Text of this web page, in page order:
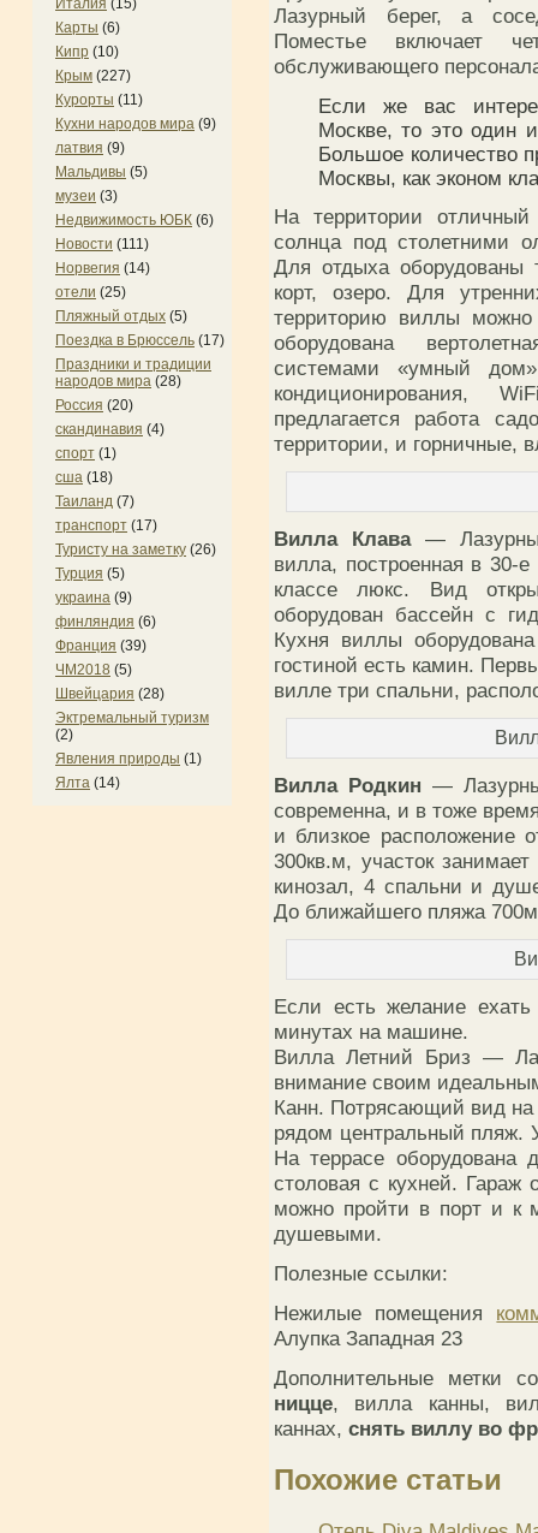
Италия (15)
Карты (6)
Кипр (10)
Крым (227)
Курорты (11)
Кухни народов мира (9)
латвия (9)
Мальдивы (5)
музеи (3)
Недвижимость ЮБК (6)
Новости (111)
Норвегия (14)
отели (25)
Пляжный отдых (5)
Поездка в Брюссель (17)
Праздники и традиции
народов мира (28)
Россия (20)
скандинавия (4)
спорт (1)
сша (18)
Таиланд (7)
транспорт (17)
Туристу на заметку (26)
Турция (5)
украина (9)
финляндия (6)
Франция (39)
ЧМ2018 (5)
Швейцария (28)
Эктремальный туризм
(2)
Явления природы (1)
Ялта (14)
Лазурный берег, а
Поместье включает
обслуживающего
Если же вас
Москве, то это один
Большое количество
Москвы, как эконом
На территории
солнца под столетними
Для отдыха оборудованы
корт, озеро. Для
территорию виллы можно
оборудована
системами «умный
кондиционирования,
предлагается работа
территории, и горничные,
Вилла Клава—
вилла, построенная в 30-
классе люкс. Вид
оборудован бассейн с
Кухня виллы
гостиной есть камин.
вилле три спальни,
Вилла Родкин —
современна, и в тоже
и близкое
300кв.м, участок
кинозал, 4 спальни и
До ближайшего пляжа
Если есть желание
минутах на машине.
Вилла Летний Бриз —
внимание своим
Канн. Потрясающий вид
рядом центральный пляж.
На террасе
столовая с кухней.
можно пройти в порт и к
душевыми.
Полезные ссылки:
Нежилые помещения
Алупка Западная 23
Дополнительные метки
ницце, вилла канны,
каннах, снять виллу во
Похожие статьи